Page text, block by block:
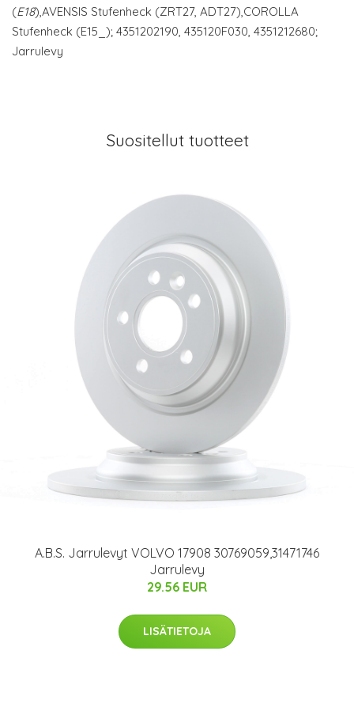
(E18),AVENSIS Stufenheck (ZRT27, ADT27),COROLLA
Stufenheck (E15_); 4351202190, 435120F030, 4351212680;
Jarrulevy
Suositellut tuotteet
A.B.S. Jarrulevyt VOLVO 17908 30769059,31471746
Jarrulevy
29.56 EUR
LISÄTIETOJA